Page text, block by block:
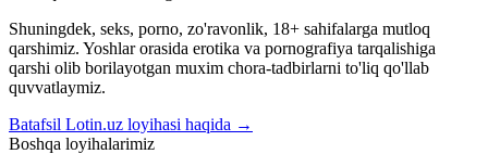
Shuningdek, seks, porno, zo'ravonlik, 18+ sahifalarga mutloq
qarshimiz. Yoshlar orasida erotika va pornografiya tarqalishiga
qarshi olib borilayotgan muxim chora-tadbirlarni to'liq qo'llab
quvvatlaymiz.
Batafsil Lotin.uz loyihasi haqida →
Boshqa loyihalarimiz